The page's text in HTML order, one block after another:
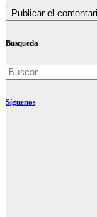
Busqueda
Síguenos